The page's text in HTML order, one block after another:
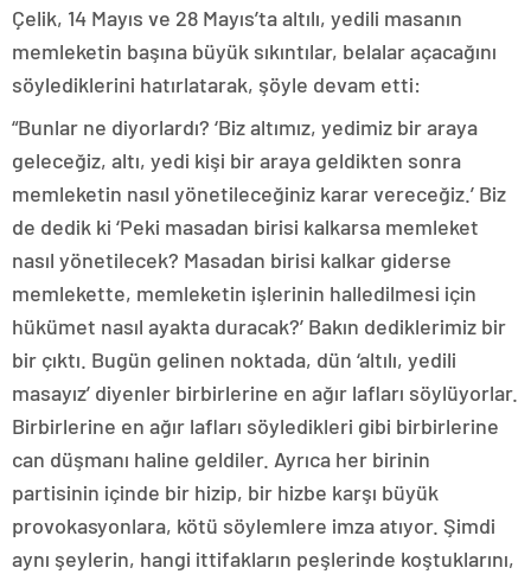
Çelik, 14 Mayıs ve 28 Mayıs’ta altılı, yedili masanın
memleketin başına büyük sıkıntılar, belalar açacağını
söylediklerini hatırlatarak, şöyle devam etti:
“Bunlar ne diyorlardı? ‘Biz altımız, yedimiz bir araya
geleceğiz, altı, yedi kişi bir araya geldikten sonra
memleketin nasıl yönetileceğiniz karar vereceğiz.’ Biz
de dedik ki ‘Peki masadan birisi kalkarsa memleket
nasıl yönetilecek? Masadan birisi kalkar giderse
memlekette, memleketin işlerinin halledilmesi için
hükümet nasıl ayakta duracak?’ Bakın dediklerimiz bir
bir çıktı. Bugün gelinen noktada, dün ‘altılı, yedili
masayız’ diyenler birbirlerine en ağır lafları söylüyorlar.
Birbirlerine en ağır lafları söyledikleri gibi birbirlerine
can düşmanı haline geldiler. Ayrıca her birinin
partisinin içinde bir hizip, bir hizbe karşı büyük
provokasyonlara, kötü söylemlere imza atıyor. Şimdi
aynı şeylerin, hangi ittifakların peşlerinde koştuklarını,